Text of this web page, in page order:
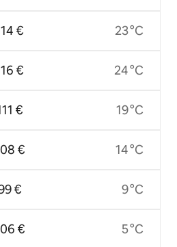
€
€
€
€
€
€
23 °C
24 °C
19 °C
14 °C
9 °C
5 °C